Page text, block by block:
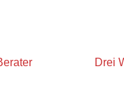
Drei